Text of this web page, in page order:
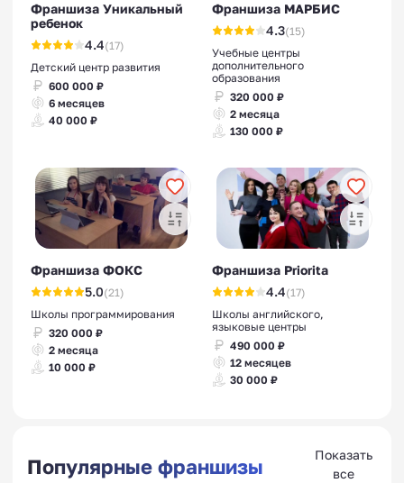
Франшиза Уникальный
ребенок
4.4(17)
Детский центр развития
600 000 ₽
6 месяцев
40 000 ₽
Франшиза МАРБИС
4.3(15)
Учебные центры
дополнительного
образования
320 000 ₽
2 месяца
130 000 ₽
Франшиза ФОКС
5.0(21)
Школы программирования
320 000 ₽
2 месяца
10 000 ₽
Франшиза Priorita
4.4(17)
Школы английского,
языковые центры
490 000 ₽
12 месяцев
30 000 ₽
Популярные франшизы
Показать
все